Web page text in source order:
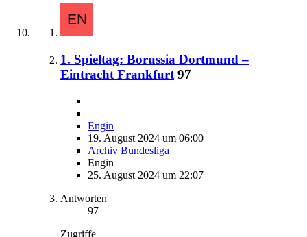
1. Spieltag: Borussia Dortmund –
Eintracht Frankfurt 97
Engin
19. August 2024 um 06:00
Archiv Bundesliga
Engin
25. August 2024 um 22:07
Antworten
97
Zugriffe